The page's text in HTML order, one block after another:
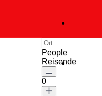
People
Reisende
0